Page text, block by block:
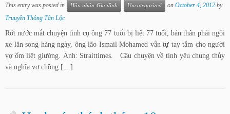
This entry was posted in Hôn nhân-Gia đình Uncategorized on October 4, 2012 by
Truuyền Thông Tân Lộc
Rớt nước mắt chuyện tình cụ ông 77 tuổi bị liệt 77 tuổi, bản thân phải ngồi
xe lăn song hàng ngày, ông lão Ismail Mohamed vẫn tự tay tắm cho người
vợ ốm liệt giường. Ảnh: Straittimes. Câu chuyện về tình yêu chung thủy
và nghĩa vợ chồng […]